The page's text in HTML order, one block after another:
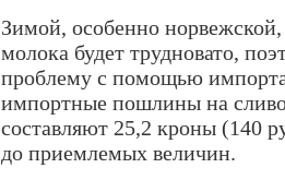
Зимой, особенно норвежской,
молока будет трудновато,
проблему с помощью
импортные пошлины на
составляют 25,2 кроны (140
до приемлемых величин.